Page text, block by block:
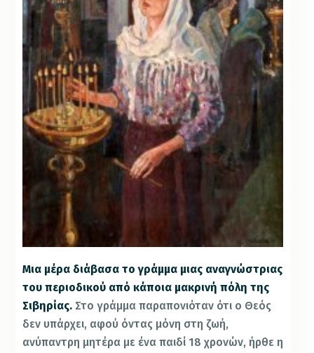
Μια μέρα διάβασα το γράμμα μιας αναγνώστριας
του περιοδικού από κάποια μακρινή πόλη της
Σιβηρίας. Στο γράμμα παραπονιόταν ότι ο Θεός
δεν υπάρχει, αφού όντας μόνη στη ζωή,
ανύπαντρη μητέρα με ένα παιδί 18 χρονών, ήρθε η